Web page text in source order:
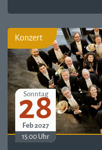
Konzert
Sonntag
28
Feb 2027
15:00 Uhr